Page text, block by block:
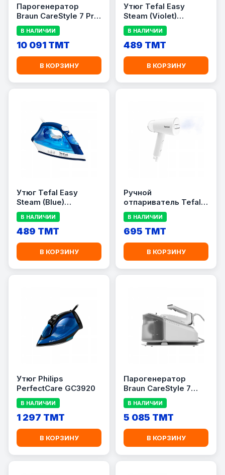
Парогенератор
Braun CareStyle 7 Pro
IS7282BL
В НАЛИЧИИ
10 091 TMT
В КОРЗИНУ
Утюг Tefal Easy
Steam (Violet)
FV1953M0
В НАЛИЧИИ
489 TMT
В КОРЗИНУ
Утюг Tefal Easy
Steam (Blue)
FV1941M0
В НАЛИЧИИ
489 TMT
В КОРЗИНУ
Ручной
отпариватель Tefal
DT1020G0 1200 Вт
В НАЛИЧИИ
695 TMT
В КОРЗИНУ
Утюг Philips
PerfectCare GC3920
В НАЛИЧИИ
1 297 TMT
В КОРЗИНУ
Парогенератор
Braun CareStyle 7
IS7262GY
В НАЛИЧИИ
5 085 TMT
В КОРЗИНУ